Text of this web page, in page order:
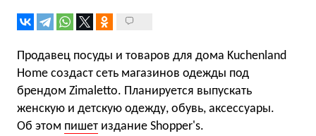
Продавец посуды и товаров для дома Kuchenland
Home создаст сеть магазинов одежды под
брендом Zimaletto. Планируется выпускать
женскую и детскую одежду, обувь, аксессуары.
Об этом пишет издание Shopper's.